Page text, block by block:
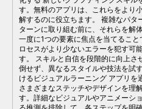
す。無料のアプリは、これらをより
解するのに役立ちます。 複雑なパタ
ターンに取り組む前に、それらを解
一度に1つの要素に焦点を当てるこ
ロセスがより少ないエラーを犯す可
す。 スキルと自信を段階的に向上さ
倒せず、異なるスタイルや技法を試
けるビジュアルラーニング アプリを
さまざまなステッチやデザインを理
す。詳細なビジュアルやアニメーシ
る推測を排除して、各ステップを明